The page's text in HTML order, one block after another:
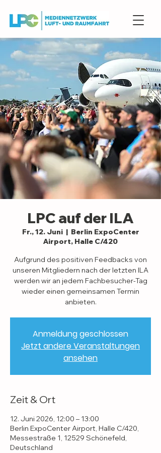
LPC auf der ILA
Fr., 12. Juni
  |
Berlin ExpoCenter
Airport, Halle C/420
Aufgrund des positiven Feedbacks von
unseren Mitgliedern nach der letzten ILA
werden wir an jedem Fachbesucher-Tag
wieder einen gemeinsamen Termin
anbieten.
Anmeldung geschlossen
Jetzt andere Veranstaltungen
ansehen
Zeit & Ort
12. Juni 2026, 12:00 – 13:00
Berlin ExpoCenter Airport, Halle C/420,
Messestraße 1, 12529 Schönefeld,
Deutschland